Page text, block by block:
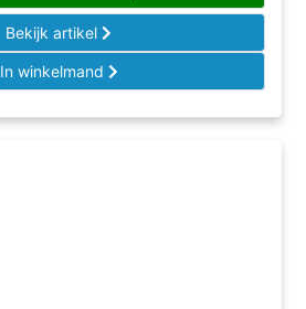
Bekijk artikel
In winkelmand